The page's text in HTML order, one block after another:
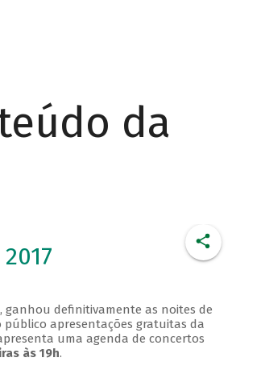
da
ganhou definitivamente as noites de
público apresentações gratuitas da
uma agenda de concertos
às 19h.